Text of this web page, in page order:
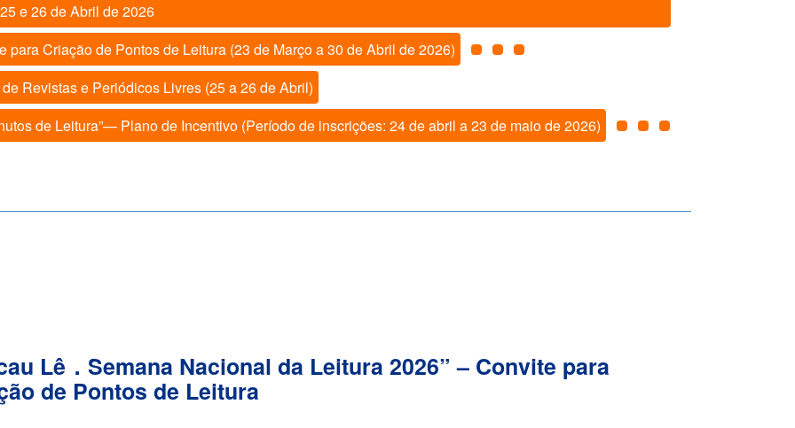
e 26 de Abril de 2026
para Criação de Pontos de Leitura (23 de Março a 30 de Abril de 2026)
Revistas e Periódicos Livres (25 a 26 de Abril)
de Leitura”— Plano de Incentivo (Período de inscrições: 24 de abril a 23 de maio de 2026)
Lê．Semana Nacional da Leitura 2026” – Convite para
de Pontos de Leitura